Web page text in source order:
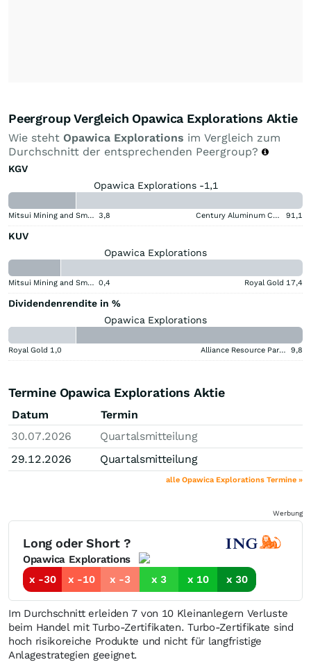
Peergroup Vergleich Opawica Explorations Aktie
Wie steht Opawica Explorations im Vergleich zum
Durchschnitt der entsprechenden Peergroup?
KGV
Opawica Explorations -1,1
Mitsui Mining and Smelting Company 3,8 Century Aluminum Company 91,1
KUV
Opawica Explorations
Mitsui Mining and Smelting Company 0,4 Royal Gold 17,4
Dividendenrendite in %
Opawica Explorations
Royal Gold 1,0 Alliance Resource Partners 9,8
Termine Opawica Explorations Aktie
Datum
Termin
30.07.2026
Quartalsmitteilung
29.12.2026
Quartalsmitteilung
alle Opawica Explorations Termine »
Werbung
Long oder Short ?
Opawica Explorations
x -30
x -10 x -3 x 3 x 10 x 30
Im Durchschnitt erleiden 7 von 10 Kleinanlegern Verluste
beim Handel mit Turbo-Zertifikaten. Turbo-Zertifikate sind
hoch risikoreiche Produkte und nicht für langfristige
Anlagestrategien geeignet.